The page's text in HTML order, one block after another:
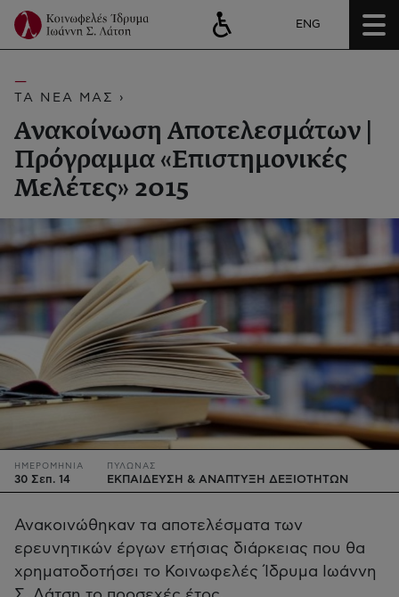
ENG
ΤΑ ΝΕΑ ΜΑΣ ›
Ανακοίνωση Αποτελεσμάτων |
Πρόγραμμα «Επιστημονικές
Μελέτες» 2015
ΗΜΕΡΟΜΗΝΙΑ
30 Σεπ. 14
ΠΥΛΩΝΑΣ
ΕΚΠΑΙΔΕΥΣΗ & ΑΝΑΠΤΥΞΗ ΔΕΞΙΟΤΗΤΩΝ
Ανακοινώθηκαν τα αποτελέσματα των
ερευνητικών έργων ετήσιας διάρκειας που θα
χρηματοδοτήσει το Κοινωφελές Ίδρυμα Ιωάννη